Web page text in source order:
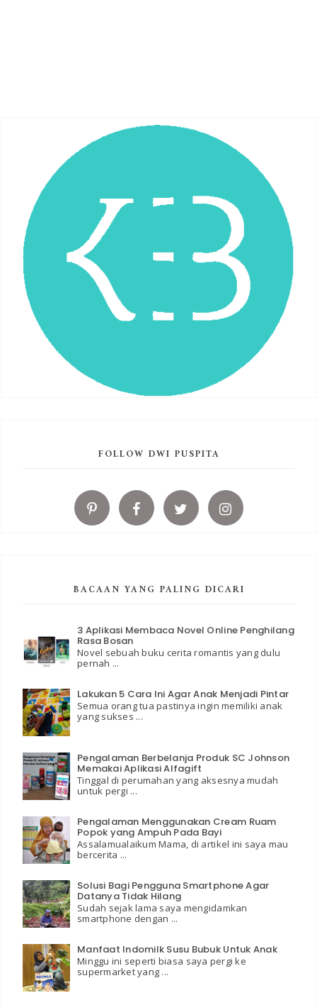
FOLLOW DWI PUSPITA
BACAAN YANG PALING DICARI
3 Aplikasi Membaca Novel Online Penghilang
Rasa Bosan
Novel sebuah buku cerita romantis yang dulu
pernah ...
Lakukan 5 Cara Ini Agar Anak Menjadi Pintar
Semua orang tua pastinya ingin memiliki anak
yang sukses ...
Pengalaman Berbelanja Produk SC Johnson
Memakai Aplikasi Alfagift
Tinggal di perumahan yang aksesnya mudah
untuk pergi ...
Pengalaman Menggunakan Cream Ruam
Popok yang Ampuh Pada Bayi
Assalamualaikum Mama, di artikel ini saya mau
bercerita ...
Solusi Bagi Pengguna Smartphone Agar
Datanya Tidak Hilang
Sudah sejak lama saya mengidamkan
smartphone dengan ...
Manfaat Indomilk Susu Bubuk Untuk Anak
Minggu ini seperti biasa saya pergi ke
supermarket yang ...